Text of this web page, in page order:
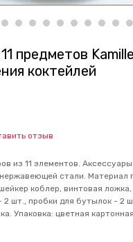
предметов
коктейлей
отзыв
из 11 элементов.
стали. Материал
коблер, винтовая
2 шт., пробки для бутылок - 2
Упаковка: цветная